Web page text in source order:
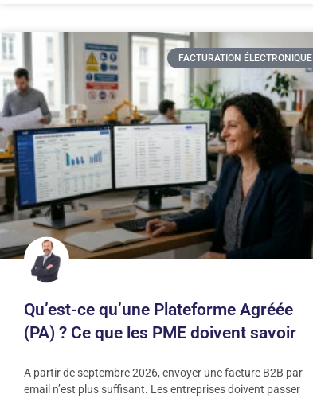
FACTURATION ÉLECTRONIQUE
Qu’est-ce qu’une Plateforme Agréée
(PA) ? Ce que les PME doivent savoir
A partir de septembre 2026, envoyer une facture B2B par
email n’est plus suffisant. Les entreprises doivent passer